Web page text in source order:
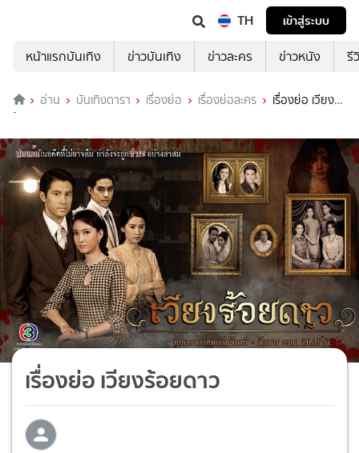
TH
เข้าสู่ระบบ
หน้าแรกบันเทิง
ข่าวบันเทิง ข่าวละคร ข่าวหนัง รี
อ่าน บันเทิงดารา เรื่องย่อ เรื่องย่อละคร
เรื่องย่อ เวียง
ร้อยดาว
เรื่องย่อ เวียงร้อยดาว